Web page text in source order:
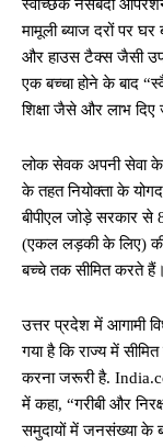
स्वैच्छिक नसबंदी
मामूली ब्याज दरों पर
और हाउस टैक्स जैसी
एक बच्चा होने के बाद
शिक्षा जैसे और लाभ दिए
लोक सेवक अपनी सेवा के
के तहत नियोक्ता के
बीपीएल जोड़े सरकार
(एकल लड़की के लिए) की
बच्चे तक सीमित करते हैं।
उत्तर प्रदेश में आगामी
गया है कि राज्य में
करना जरूरी है.
में कहा, “गरीबी और
समुदायों में जनसंख्या के